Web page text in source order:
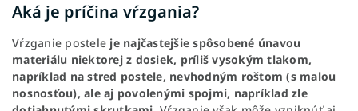
Aká je príčina vŕzgania?
Vŕzganie postele je najčastejšie spôsobené únavou
materiálu niektorej z dosiek, príliš vysokým tlakom,
napríklad na stred postele, nevhodným roštom (s malou
nosnosťou), ale aj povolenými spojmi, napríklad zle